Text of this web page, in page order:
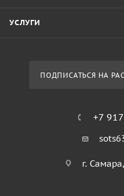
УСЛУГИ
ПОДПИСАТЬСЯ НА
+7
г.